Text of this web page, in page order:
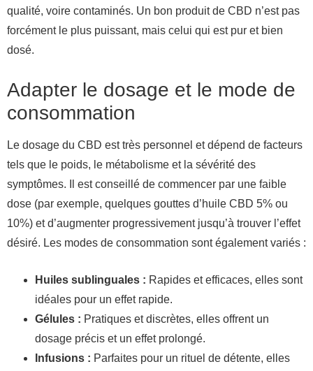
qualité, voire contaminés. Un bon produit de CBD n’est pas
forcément le plus puissant, mais celui qui est pur et bien
dosé.
Adapter le dosage et le mode de
consommation
Le dosage du CBD est très personnel et dépend de facteurs
tels que le poids, le métabolisme et la sévérité des
symptômes. Il est conseillé de commencer par une faible
dose (par exemple, quelques gouttes d’huile CBD 5% ou
10%) et d’augmenter progressivement jusqu’à trouver l’effet
désiré. Les modes de consommation sont également variés :
Huiles sublinguales : Rapides et efficaces, elles sont
idéales pour un effet rapide.
Gélules : Pratiques et discrètes, elles offrent un
dosage précis et un effet prolongé.
Infusions : Parfaites pour un rituel de détente, elles